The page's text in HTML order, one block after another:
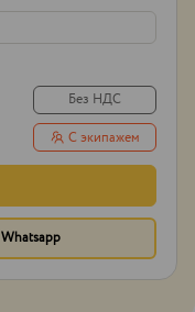
Без НДС
С экипажем
Whatsapp